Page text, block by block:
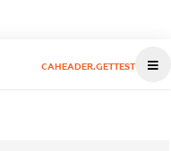
CAHEADER.GETTEST